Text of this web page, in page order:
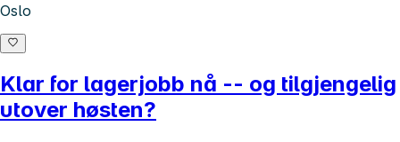
Oslo
Klar for lagerjobb nå -- og tilgjengelig
utover høsten?